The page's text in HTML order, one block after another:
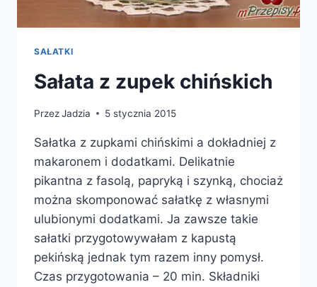
SAŁATKI
Sałata z zupek chińskich
PrzezJadzia 5 stycznia 2015
Sałatka z zupkami chińskimi a dokładniej z
makaronem i dodatkami. Delikatnie
pikantna z fasolą, papryką i szynką, chociaż
można skomponować sałatkę z własnymi
ulubionymi dodatkami. Ja zawsze takie
sałatki przygotowywałam z kapustą
pekińską jednak tym razem inny pomysł.
Czas przygotowania – 20 min. Składniki